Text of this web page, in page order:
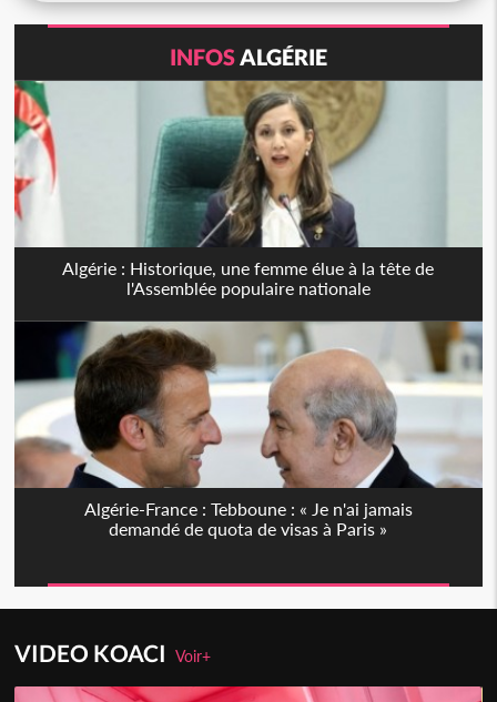
INFOSALGÉRIE
Algérie : Historique, une femme élue à la tête de
l'Assemblée populaire nationale
Algérie-France : Tebboune : « Je n'ai jamais
demandé de quota de visas à Paris »
VIDEO KOACIVoir+